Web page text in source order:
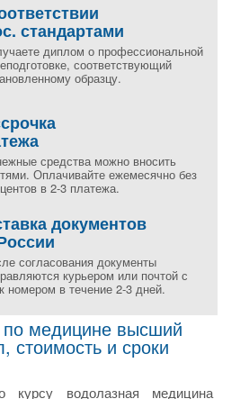
стандартами
диплом о профессиональной
соответствующий
образцу.
средства можно вносить
Оплачивайте ежемесячно без
в 2-3 платежа.
документов
согласования документы
курьером или почтой с
номером в течение 2-3 дней.
по медицине высший
стоимость и сроки
курсу водолазная медицина